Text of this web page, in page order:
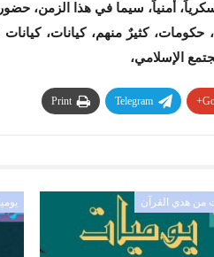
أمنياً، سيما في هذا الزمن،
حكومات، كثيرٌ منهم، كيانات،
الإسلامي،
Telegram
Print
من هدي القرآن